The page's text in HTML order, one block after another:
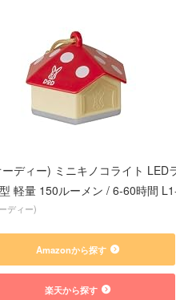
ディー) ミニキノコライト LED
軽量 150ルーメン / 6-60時間
ディー)
Amazonから探す
楽天から探す